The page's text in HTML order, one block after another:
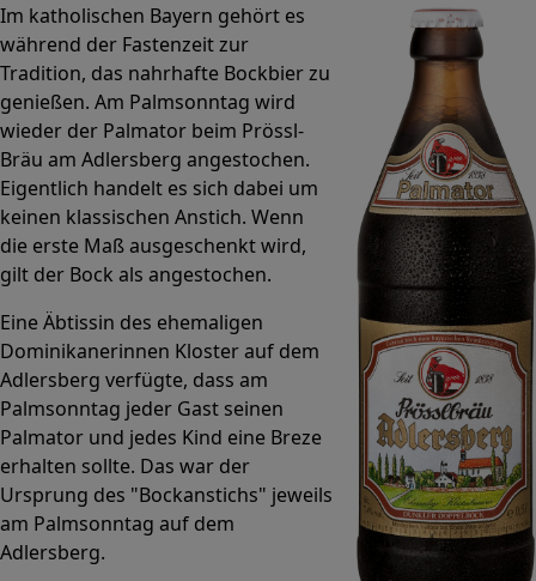
Im katholischen Bayern gehört es
während der Fastenzeit zur
Tradition, das nahrhafte Bockbier zu
genießen. Am Palmsonntag wird
wieder der Palmator beim Prössl-
Bräu am Adlersberg angestochen.
Eigentlich handelt es sich dabei um
keinen klassischen Anstich. Wenn
die erste Maß ausgeschenkt wird,
gilt der Bock als angestochen.
Eine Äbtissin des ehemaligen
Dominikanerinnen Kloster auf dem
Adlersberg verfügte, dass am
Palmsonntag jeder Gast seinen
Palmator und jedes Kind eine Breze
erhalten sollte. Das war der
Ursprung des "Bockanstichs" jeweils
am Palmsonntag auf dem
Adlersberg.